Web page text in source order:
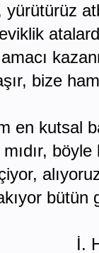
yürütürüz
bize
en kutsal
bütün